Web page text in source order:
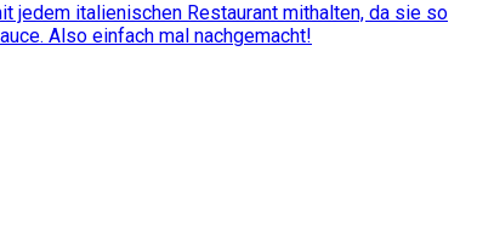
jedem italienischen Restaurant mithalten, da sie so
Also einfach mal nachgemacht!